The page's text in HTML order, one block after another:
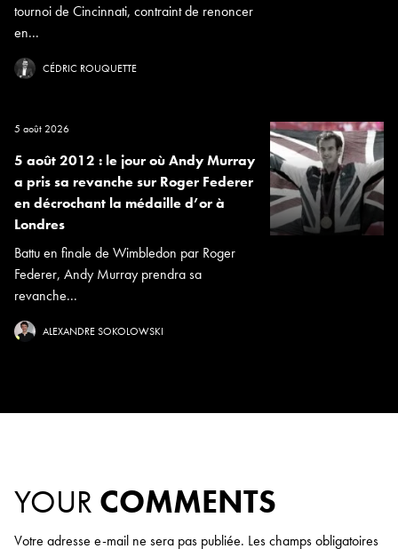
tournoi de Cincinnati, contraint de renoncer
en...
CÉDRIC ROUQUETTE
5 août 2026
5 août 2012 : le jour où Andy Murray
a pris sa revanche sur Roger Federer
en décrochant la médaille d’or à
Londres
Battu en finale de Wimbledon par Roger
Federer, Andy Murray prendra sa
revanche...
ALEXANDRE SOKOLOWSKI
YOUR COMMENTS
Votre adresse e-mail ne sera pas publiée. Les champs obligatoires